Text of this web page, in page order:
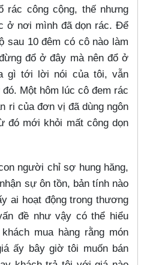
rác công cộng, thế nhưng
ở nơi mình đã dọn rác. Để
sau 10 đêm có cô nào làm
đổ ở đây mà nên đổ ở
gì tới lời nói của tôi, vẫn
Một hôm lúc cô đem rác
ri của đơn vị đã dùng ngôn
đó mới khỏi mất công dọn
người chỉ sợ hung hăng,
sự ôn tồn, bản tính nào
ai hoạt động trong thương
đề như vậy có thể hiểu
mua hàng rằng món
ấy bây giờ tôi muốn bán